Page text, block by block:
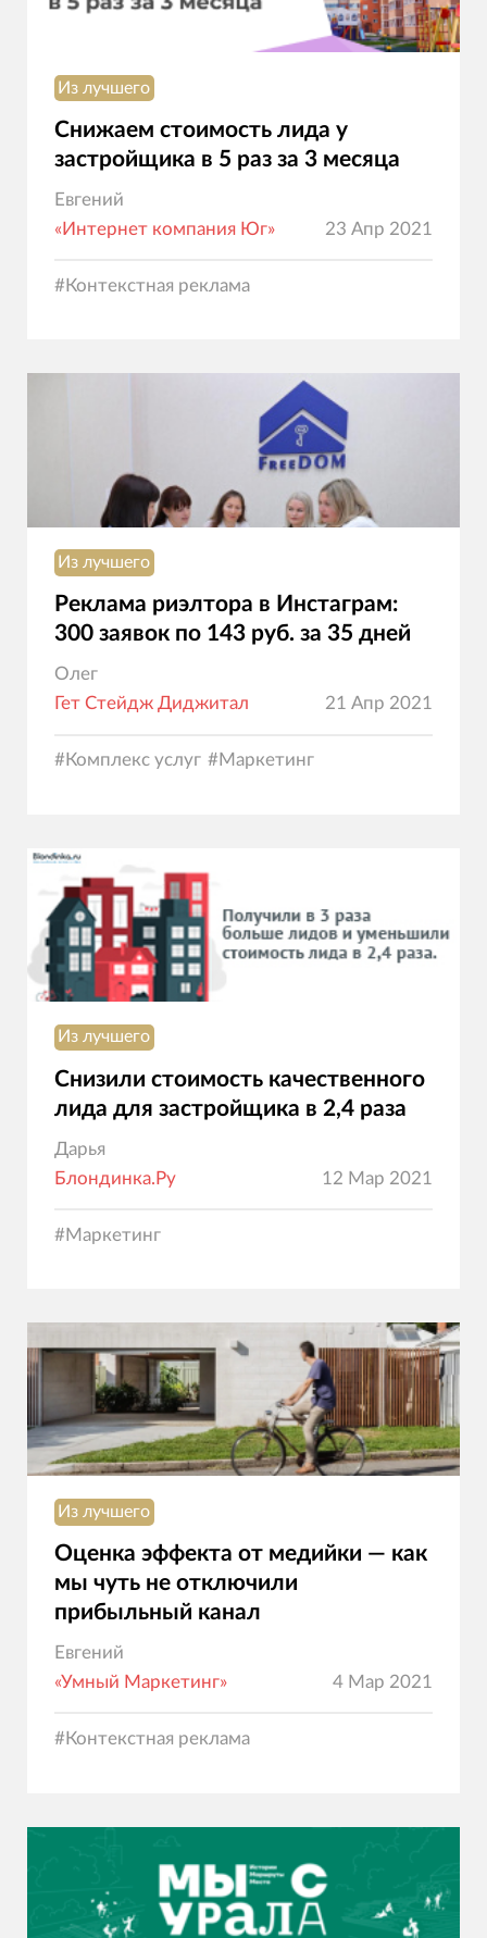
Из лучшего
Снижаем стоимость лида у
застройщика в 5 раз за 3 месяца
Евгений
«Интернет компания Юг»
23 Апр 2021
#Контекстная реклама
Из лучшего
Реклама риэлтора в Инстаграм:
300 заявок по 143 руб. за 35 дней
Олег
Гет Стейдж Диджитал
21 Апр 2021
#Комплекс услуг #Маркетинг
Из лучшего
Снизили стоимость качественного
лида для застройщика в 2,4 раза
Дарья
Блондинка.Ру
12 Мар 2021
#Маркетинг
Из лучшего
Оценка эффекта от медийки — как
мы чуть не отключили
прибыльный канал
Евгений
«Умный Маркетинг»
4 Мар 2021
#Контекстная реклама